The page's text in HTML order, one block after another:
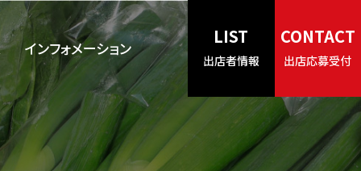
インフォメーション
LIST
出店者情報
CONTACT
出店応募受付